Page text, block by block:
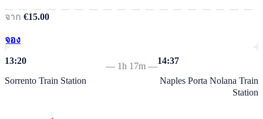
จาก €15.00
จอง
13:20
Sorrento Train Station
— 1h 17m —
14:37
Naples Porta Nolana Train
Station